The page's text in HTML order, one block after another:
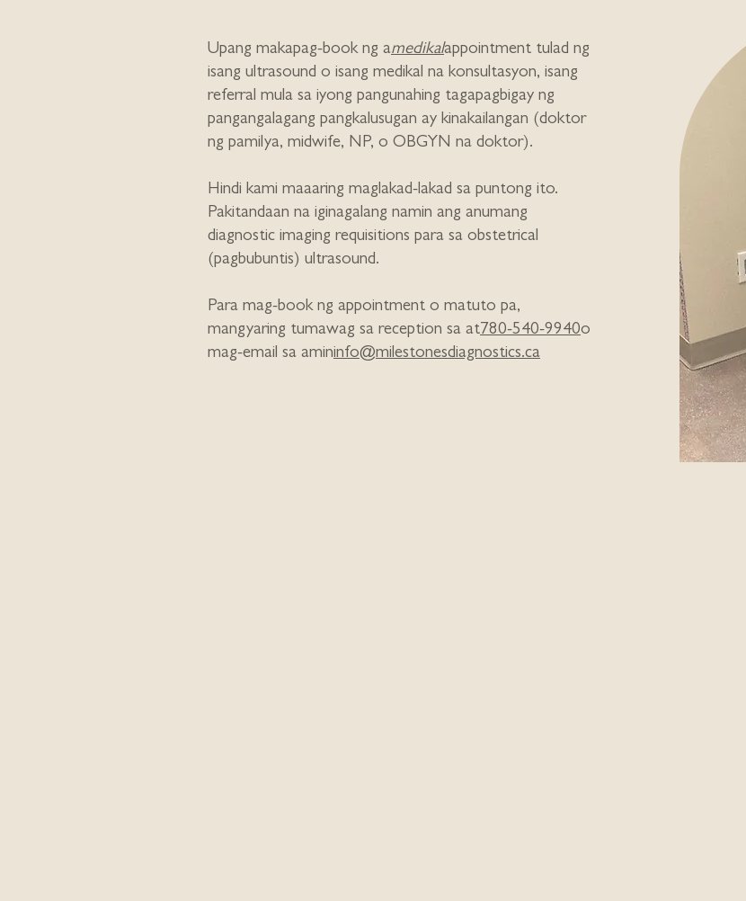
Upang makapag-book ng amedikalappointment tulad ng
isang ultrasound o isang medikal na konsultasyon, isang
referral mula sa iyong pangunahing tagapagbigay ng
pangangalagang pangkalusugan ay kinakailangan (doktor
ng pamilya, midwife, NP, o OBGYN na doktor).
Hindi kami maaaring maglakad-lakad sa puntong ito.
Pakitandaan na iginagalang namin ang anumang
diagnostic imaging requisitions para sa obstetrical
(pagbubuntis) ultrasound.
Para mag-book ng appointment o matuto pa,
mangyaring tumawag sa reception sa at780-540-9940o
mag-email sa amininfo@milestonesdiagnostics.ca